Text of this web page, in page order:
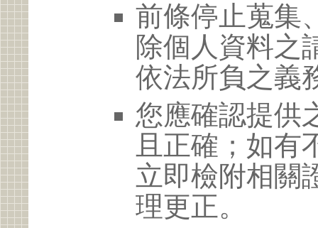
前條停止蒐集
除個人資料之
依法所負之義
您應確認提供
且正確；如有
立即檢附相關
理更正。